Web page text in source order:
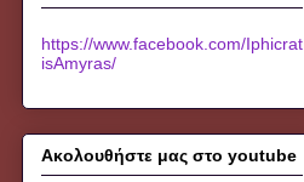
https://www.facebook.com/Iphicrat
isAmyras/
Ακολουθήστε μας στο youtube